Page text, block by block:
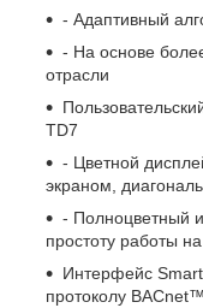
- Адаптивный
- На основе
отрасли
TD7
- Цветной
экраном,
- Полноцветный
простоту работы
Интерфейс
протоколу